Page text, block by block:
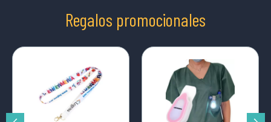
Regalos promocionales